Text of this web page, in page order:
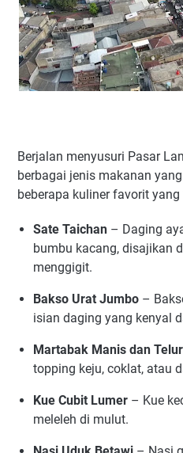
Berjalan menyusuri Pasar
berbagai jenis makanan
beberapa kuliner favorit
Sate Taichan – Daging
bumbu kacang, disajikan
menggigit.
Bakso Urat Jumbo –
isian daging yang kenyal
Martabak Manis dan Telur
topping keju, coklat, atau
Kue Cubit Lumer – Kue
meleleh di mulut.